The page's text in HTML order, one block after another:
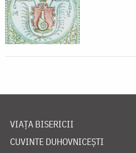
VIAȚA BISERICII
CUVINTE DUHOVNICEȘTI